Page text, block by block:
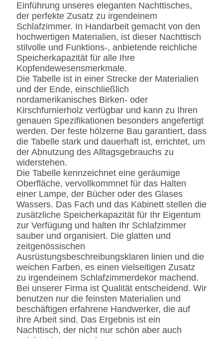
Einführung unseres eleganten Nachttisches,
der perfekte Zusatz zu irgendeinem
Schlafzimmer. In Handarbeit gemacht von den
hochwertigen Materialien, ist dieser Nachttisch
stilvolle und Funktions-, anbietende reichliche
Speicherkapazität für alle Ihre
Kopfendewesensmerkmale.
Die Tabelle ist in einer Strecke der Materialien
und der Ende, einschließlich
nordamerikanisches Birken- oder
Kirschfurnierholz verfügbar und kann zu Ihren
genauen Spezifikationen besonders angefertigt
werden. Der feste hölzerne Bau garantiert, dass
die Tabelle stark und dauerhaft ist, errichtet, um
der Abnutzung des Alltagsgebrauchs zu
widerstehen.
Die Tabelle kennzeichnet eine geräumige
Oberfläche, vervollkommnet für das Halten
einer Lampe, der Bücher oder des Glases
Wassers. Das Fach und das Kabinett stellen die
zusätzliche Speicherkapazität für Ihr Eigentum
zur Verfügung und halten Ihr Schlafzimmer
sauber und organisiert. Die glatten und
zeitgenössischen
Ausrüstungsbeschreibungsklaren linien und die
weichen Farben, es einen vielseitigen Zusatz
zu irgendeinem Schlafzimmerdekor machend.
Bei unserer Firma ist Qualität entscheidend. Wir
benutzen nur die feinsten Materialien und
beschäftigen erfahrene Handwerker, die auf
ihre Arbeit sind. Das Ergebnis ist ein
Nachttisch, der nicht nur schön aber auch